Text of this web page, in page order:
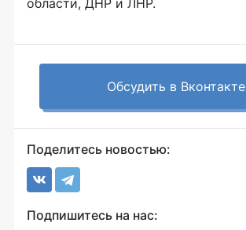
области, ДНР и ЛНР.
Обсудить в Вконтакте
Поделитесь новостью:
Подпишитесь на нас: